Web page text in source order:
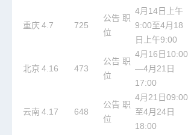
重庆4.7 725
公告 职
位
4月14日上午
9:00至4月18
日上午9:00
北京 4.16 473
公告 职
位
4月16日10:00
—4月21日
17:00
云南 4.17 648
公告 职
位
4月21日09:00
至4月24日
18:00